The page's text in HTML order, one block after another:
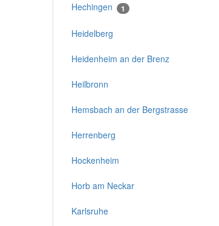
Hechingen 1
Heidelberg
Heidenheim an der Brenz
Heilbronn
Hemsbach an der Bergstrasse
Herrenberg
Hockenheim
Horb am Neckar
Karlsruhe